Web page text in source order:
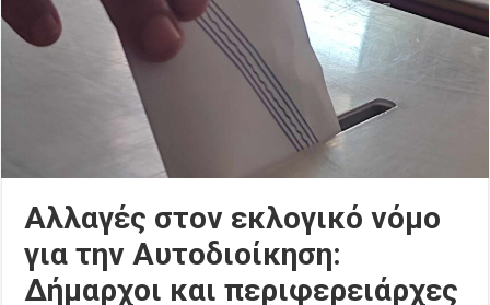
Αλλαγές στον εκλογικό νόμο
για την Αυτοδιοίκηση:
Δήμαρχοι και περιφερειάρχες